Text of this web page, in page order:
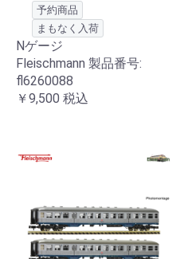
予約商品
まもなく入荷
Nゲージ
Fleischmann 製品番号:
fl6260088
￥9,500 税込